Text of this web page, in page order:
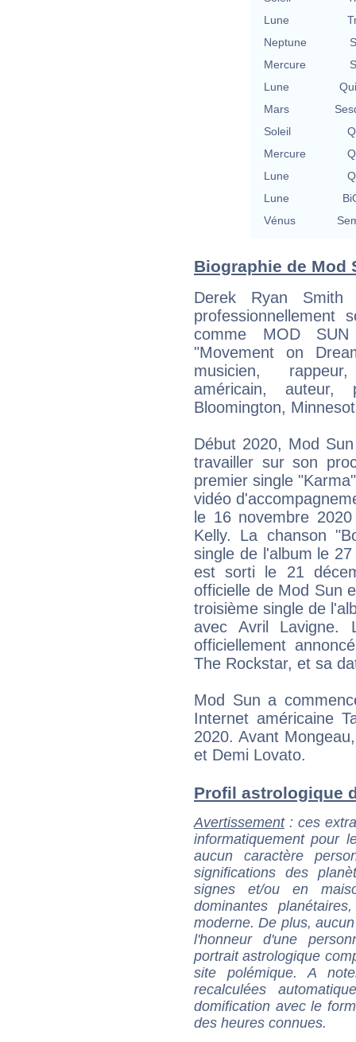
Lune
Neptune
Mercure
Lune
Mars
Soleil
Mercure
Lune
Lune
Vénus
Biographie de Mod
Derek Ryan
comme MOD
"Movement on
musicien,
américain,
Bloomington,
Début 2020, Mod
travailler sur son
premier single
vidéo
le 16 novembre
Kelly. La chanson
single de l'album le
est sorti le 21
officielle de Mod Sun
troisième single de
avec Avril
officiellement
The Rockstar, et sa
Mod Sun a
Internet américaine
2020. Avant
et Demi Lovato.
Profil astrologique
Avertissement: ces
informatiquement pour
aucun caractère
significations des
signes et/ou en
dominantes
moderne. De plus,
l'honneur d'une
portrait astrologique
site polémique. A
recalculées
domification avec le
des heures connues.